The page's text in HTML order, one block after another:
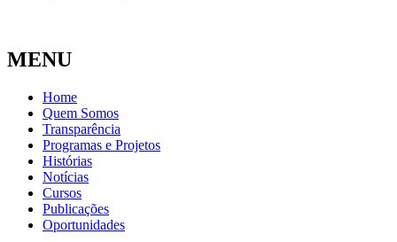
MENU
Home
Quem Somos
Transparência
Programas e Projetos
Histórias
Notícias
Cursos
Publicações
Oportunidades